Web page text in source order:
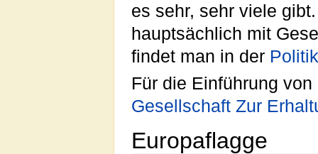
es sehr, sehr viele
hauptsächlich mit
findet man in der Politik
Für die Einführung
Gesellschaft Zur
Europaflagge